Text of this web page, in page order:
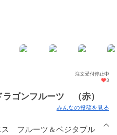
注文受付停止中
3
ゴンフルーツ （赤）
みんなの投稿を見る
ス フルーツ＆ベジタブル